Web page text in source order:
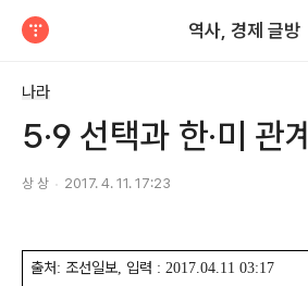
역사, 경제 글방
나라
5·9 선택과 한·미 관계
상 상 2017. 4. 11. 17:23
출처: 조선일보, 입력 : 2017.04.11 03:17